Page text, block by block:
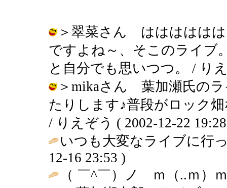
＞翠菜さん はははははは
ですよね～、そこのライブ
と自分でも思いつつ。 / り
＞mikaさん 葉加瀬氏のラ
たりします♪普段がロック
/ りえぞう ( 2002-12-22
いつも大変なライブに行
12-16 23:53 )
（ ￣^￣）ノ ｍ（..ｍ）